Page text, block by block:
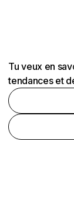
Tu veux en
tendances et